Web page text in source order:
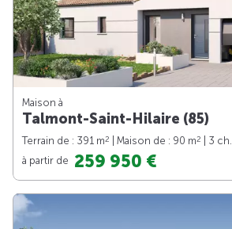
Maison à
Talmont-Saint-Hilaire (85)
Terrain de : 391 m2 | Maison de : 90 m2
| 3 ch.
à partir de 259 950 €